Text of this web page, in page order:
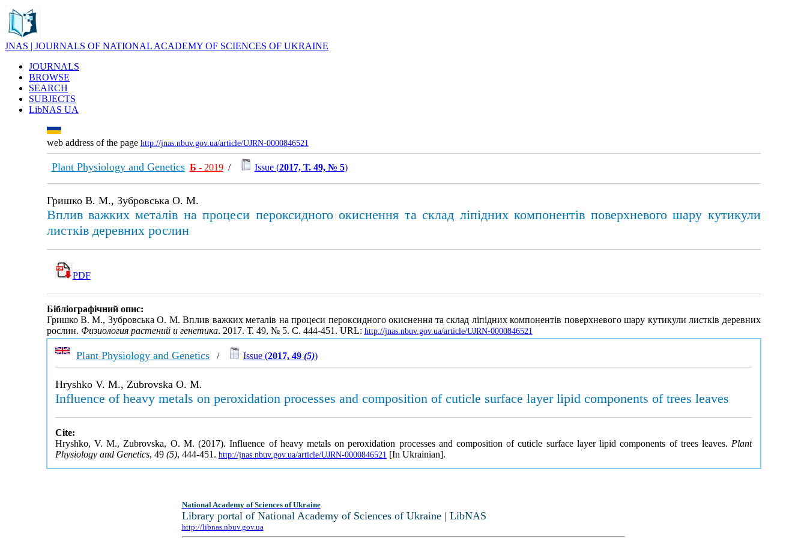
JNAS | JOURNALS OF NATIONAL ACADEMY OF SCIENCES OF UKRAINE
JOURNALS
BROWSE
SEARCH
SUBJECTS
LibNAS UA
web address of the page http://jnas.nbuv.gov.ua/article/UJRN-0000846521
Plant Physiology and Genetics Б - 2019/ Issue (2017, Т. 49, № 5)
Гришко В. М., Зубровська О. М.
Вплив важких металів на процеси пероксидного окиснення та склад ліпідних компонентів поверхневого шару кутикули
листків деревних рослин
PDF
Бібліографічний опис:
Гришко В. М., Зубровська О. М. Вплив важких металів на процеси пероксидного окиснення та склад ліпідних компонентів поверхневого шару кутикули листків деревних
рослин. Физиология растений и генетика. 2017. Т. 49, № 5. С. 444-451. URL: http://jnas.nbuv.gov.ua/article/UJRN-0000846521
Plant Physiology and Genetics/ Issue (2017, 49 (5))
Hryshko V. M., Zubrovska O. M.
Influence of heavy metals on peroxidation processes and composition of cuticle surface layer lipid components of trees leaves
Cite:
Hryshko, V. M., Zubrovska, O. M. (2017). Influence of heavy metals on peroxidation processes and composition of cuticle surface layer lipid components of trees leaves. Plant
Physiology and Genetics, 49 (5), 444-451. http://jnas.nbuv.gov.ua/article/UJRN-0000846521 [In Ukrainian].
National Academy of Sciences of Ukraine
Library portal of National Academy of Sciences of Ukraine | LibNAS
http://libnas.nbuv.gov.ua